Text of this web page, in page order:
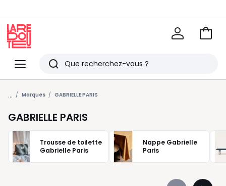
Menu
Redoute
Rechercher
Derniers
articles
vus
Voir
... Marques GABRIELLE PARIS
GABRIELLE PARIS
Trousse de toilette
Gabrielle Paris
Nappe Gabrielle
Paris